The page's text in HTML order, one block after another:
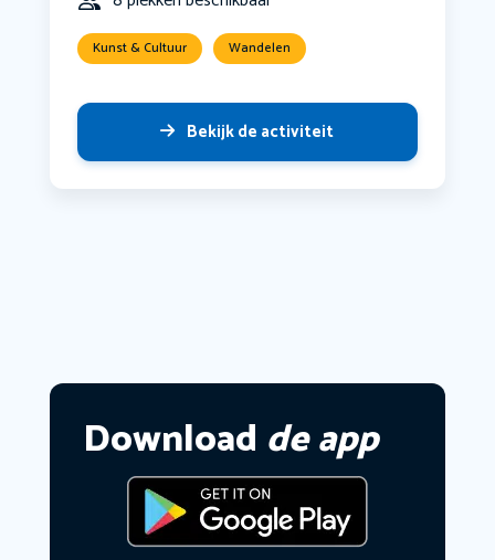
Kunst & Cultuur Wandelen
Bekijk de activiteit
Download de app